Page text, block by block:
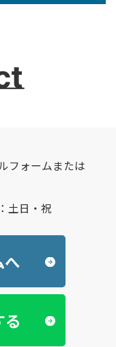
フォームまたは
土日・祝
へ